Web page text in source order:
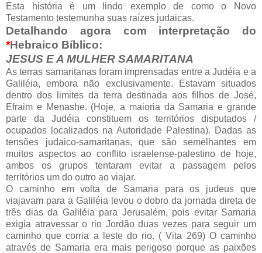
Esta história é um lindo exemplo de como o Novo
Testamento testemunha suas raízes judaicas.
Detalhando agora com interpretação do
*Hebraico Bíblico:
JESUS E A MULHER SAMARITANA
As terras samaritanas foram imprensadas entre a Judéia e a
Galiléia, embora não exclusivamente. Estavam situados
dentro dos limites da terra destinada aos filhos de José,
Efraim e Menashe. (Hoje, a maioria da Samaria e grande
parte da Judéia constituem os territórios disputados /
ocupados localizados na Autoridade Palestina). Dadas as
tensões judaico-samaritanas, que são semelhantes em
muitos aspectos ao conflito israelense-palestino de hoje,
ambos os grupos tentaram evitar a passagem pelos
territórios um do outro ao viajar.
O caminho em volta de Samaria para os judeus que
viajavam para a Galiléia levou o dobro da jornada direta de
três dias da Galiléia para Jerusalém, pois evitar Samaria
exigia atravessar o rio Jordão duas vezes para seguir um
caminho que corria a leste do rio. ( Vita 269) O caminho
através de Samaria era mais perigoso porque as paixões